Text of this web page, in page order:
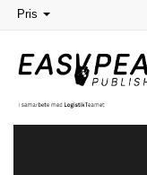
Toggle
navigation
Pris